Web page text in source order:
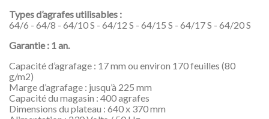
Types d’agrafes utilisables :
64/6 - 64/8 - 64/10 S - 64/12 S - 64/15 S - 64/17 S - 64/20 S
Garantie : 1 an.
Capacité d’agrafage : 17 mm ou environ 170 feuilles (80
g/m2)
Marge d’agrafage : jusqu’à 225 mm
Capacité du magasin : 400 agrafes
Dimensions du plateau : 640 x 370 mm